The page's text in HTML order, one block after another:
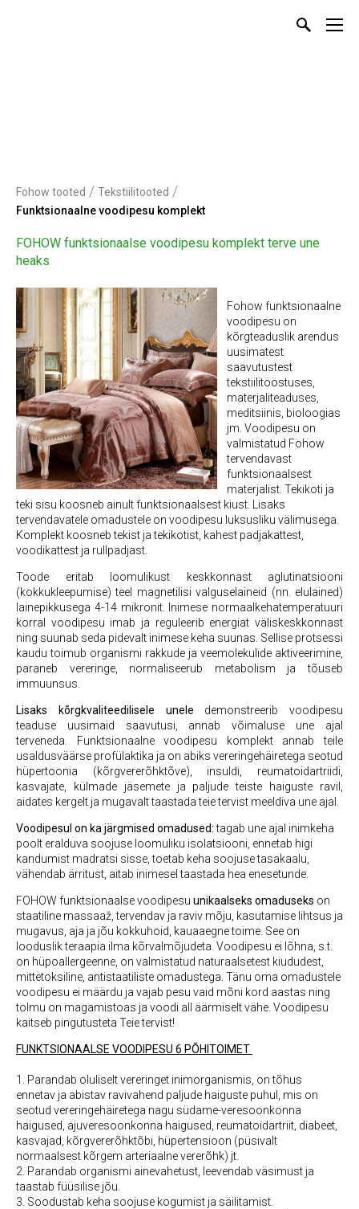
Fohow tooted / Tekstiilitooted /
Funktsionaalne voodipesu komplekt
FOHOW funktsionaalse voodipesu komplekt terve une
heaks
Fohow funktsionaalne
voodipesu on
kõrgteaduslik arendus
uusimatest
saavutustest
tekstiilitööstuses,
materjaliteaduses,
meditsiinis, bioloogias
jm. Voodipesu on
valmistatud Fohow
tervendavast
funktsionaalsest
materjalist. Tekikoti ja
teki sisu koosneb ainult funktsionaalsest kiust. Lisaks
tervendavatele omadustele on voodipesu luksusliku välimusega.
Komplekt koosneb tekist ja tekikotist, kahest padjakattest,
voodikattest ja rullpadjast.
Toode eritab loomulikust keskkonnast aglutinatsiooni
(kokkukleepumise) teel magnetilisi valguselaineid (nn. elulained)
lainepikkusega 4­-14 mikronit. Inimese normaalkehatemperatuuri
korral voodipesu imab ja reguleerib energiat väliskeskkonnast
ning suunab seda pidevalt inimese keha suunas. Sellise protsessi
kaudu toimub organismi rakkude ja veemolekulide aktiveerimine,
paraneb vereringe, normaliseerub metabolism ja tõuseb
immuunsus.
Lisaks kõrgkvaliteedilisele unele demonstreerib voodipesu
teaduse uusimaid saavutusi, annab võimaluse une ajal
terveneda. Funktsionaalne voodipesu komplekt annab teile
usaldusväärse profülaktika ja on abiks vereringehäiretega seotud
hüpertoonia (kõrgvererõhktõve), insuldi, reumatoidartriidi,
kasvajate, külmade jäsemete ja paljude teiste haiguste ravil,
aidates kergelt ja mugavalt taastada teie tervist meeldiva une ajal.
Voodipesul on ka järgmised omadused:tagab une ajal inimkeha
poolt eralduva soojuse loomuliku isolatsiooni, ennetab higi
kandumist madratsi sisse, toetab keha soojuse tasakaalu,
vähendab ärritust, aitab inimesel taastada hea enesetunde.
FOHOW funktsionaalse voodipesu unikaalseks omaduseks on
staatiline massaaž, tervendav ja raviv mõju, kasutamise lihtsus ja
mugavus, aja ja jõu kokkuhoid, kauaaegne toime. See on
looduslik teraapia ilma kõrvalmõjudeta. Voodipesu ei lõhna, s.t.
on hüpoallergeenne, on valmistatud naturaalsetest kiududest,
mittetoksiline, antistaatiliste omadustega. Tänu oma omadustele
voodipesu ei määrdu ja vajab pesu vaid mõni kord aastas ning
tolmu on magamistoas ja voodi all äärmiselt vähe. Voodipesu
kaitseb pingutusteta Teie tervist!
FUNKTSIONAALSE VOODIPESU 6 PÕHITOIMET
1. Parandab oluliselt vereringet inimorganismis, on tõhus
ennetav ja abistav ravivahend paljude haiguste puhul, mis on
seotud vereringehäiretega nagu südame-veresoonkonna
haigused, ajuveresoonkonna haigused, reumatoidartriit, diabeet,
kasvajad, kõrgvererõhktõbi, hüpertensioon (püsivalt
normaalsest kõrgem arteriaalne vererõhk) jt.
2. Parandab organismi ainevahetust, leevendab väsimust ja
taastab füüsilise jõu.
3. Soodustab keha soojuse kogumist ja säilitamist.